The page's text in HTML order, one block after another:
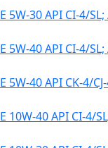
5W-30 API CI-4/SL;
5W-40 API CI-4/SL;
5W-40 API CK-4/
10W-40 API CI-4/